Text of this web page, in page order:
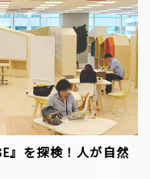
』を探検！人が自然